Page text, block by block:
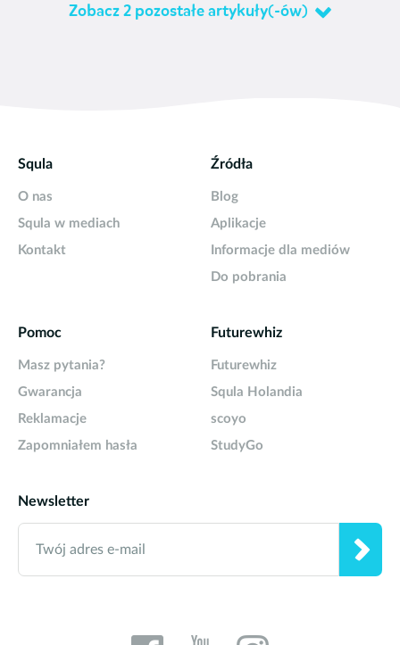
Zobacz 2 pozostałe artykuły(-ów)
Squla
O nas
Squla w mediach
Kontakt
Źródła
Blog
Aplikacje
Informacje dla mediów
Do pobrania
Pomoc
Masz pytania?
Gwarancja
Reklamacje
Zapomniałem hasła
Futurewhiz
Futurewhiz
Squla Holandia
scoyo
StudyGo
Newsletter
Twój adres e-mail